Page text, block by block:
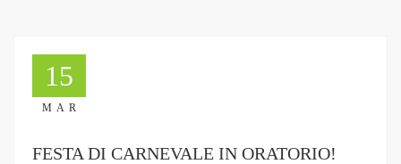
15
MAR
FESTA DI CARNEVALE IN ORATORIO!